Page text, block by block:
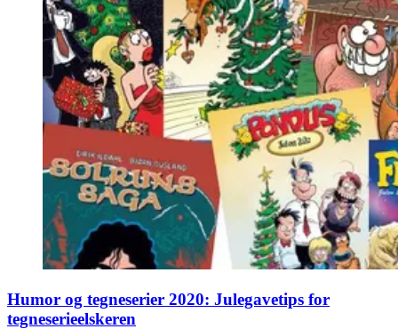
Humor og tegneserier 2020: Julegavetips for
tegneserieelskeren